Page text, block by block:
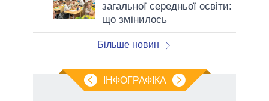
загальної середньої освіти:
що змінилось
Більше новин
ІНФОГРАФІКА